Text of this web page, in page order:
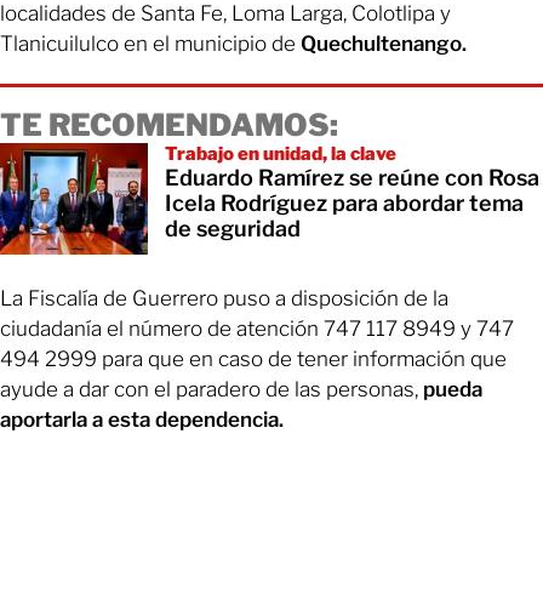
localidades de Santa Fe, Loma Larga, Colotlipa y
Tlanicuilulco en el municipio de Quechultenango.
TE RECOMENDAMOS:
Trabajo en unidad, la clave
Eduardo Ramírez se reúne con Rosa
Icela Rodríguez para abordar tema
de seguridad
La Fiscalía de Guerrero puso a disposición de la
ciudadanía el número de atención 747 117 8949 y 747
494 2999 para que en caso de tener información que
ayude a dar con el paradero de las personas, pueda
aportarla a esta dependencia.